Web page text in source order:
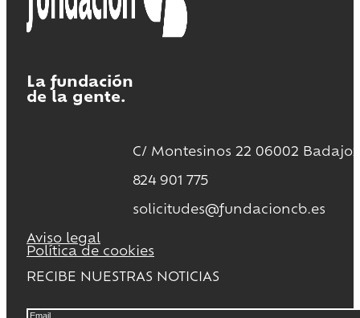
La fundación
de la gente.
C/ Montesinos 22 06002 Badajoz
824 901 775
solicitudes@fundacioncb.es
Aviso legal
Política de cookies
RECIBE NUESTRAS NOTICIAS